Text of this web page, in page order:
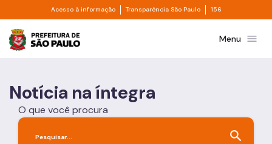
Pular para o Conteúdo principal
Acesso à informação Divisor de acesso à informação
Transparência São Paulo Divisor de
156
Prefeitura de São PauloMenu menu
Notícia na íntegra
O que você procura
search